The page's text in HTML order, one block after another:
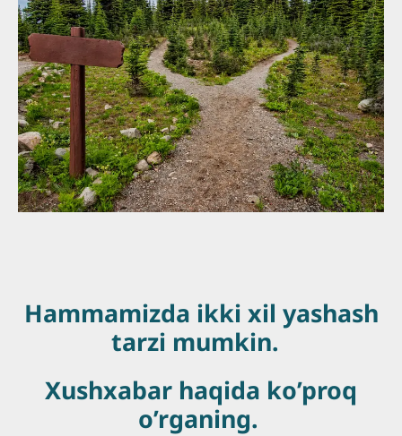
Hammamizda ikki xil yashash
tarzi mumkin.
Xushxabar haqida ko’proq
o’rganing.